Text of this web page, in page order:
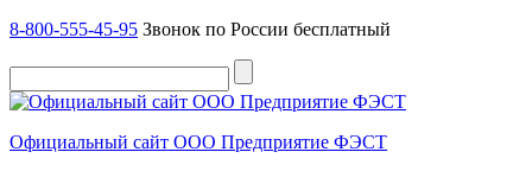
8-800-555-45-95 Звонок по России бесплатный
Официальный сайт ООО Предприятие ФЭСТ